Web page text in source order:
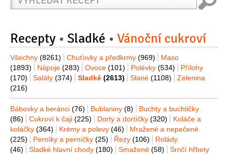
Recepty Sladké Vánoční cukroví
Všechny (8261) Chuťovky a předkrmy (969)
Maso
(1893)
Nápoje (283) Ovoce (101) Polévky (534)
Přílohy
(170)
Saláty (374) Sladké (2613) Slané (1108)
Zelenina
(216)
Bábovky a beránci (76) Bublaniny (8)
Buchty a buchtičky
(86)
Cukroví k čaji (225) Dorty a dortíčky (320)
Koláče a
koláčky (364) Krémy a polevy (46)
Mražené a nepečené
(225)
Perníky a perníčky (25) Řezy (106)
Rolády
(46)
Sladké hlavní chody (180) Smažené (58)
Srnčí hřbety